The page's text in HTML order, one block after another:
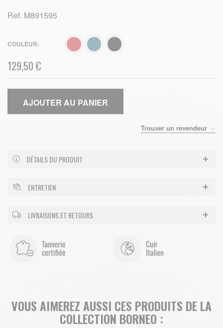
Ref. M891595
COULEUR
129,50 €
AJOUTER AU PANIER
Trouver un revendeur
DÉTAILS DU PRODUIT
ENTRETIEN
LIVRAISONS ET RETOURS
VOUS AIMEREZ AUSSI CES PRODUITS DE LA
COLLECTION BORNEO :